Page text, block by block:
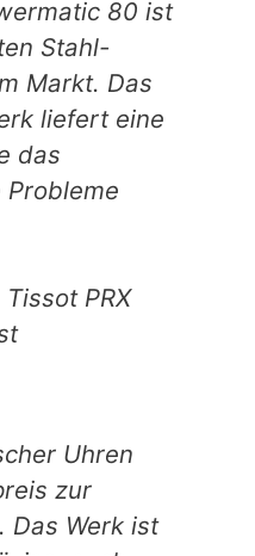
80 ist
Stahl-
Markt. Das
liefert eine
das
Probleme
PRX
Uhren
zur
Das Werk ist